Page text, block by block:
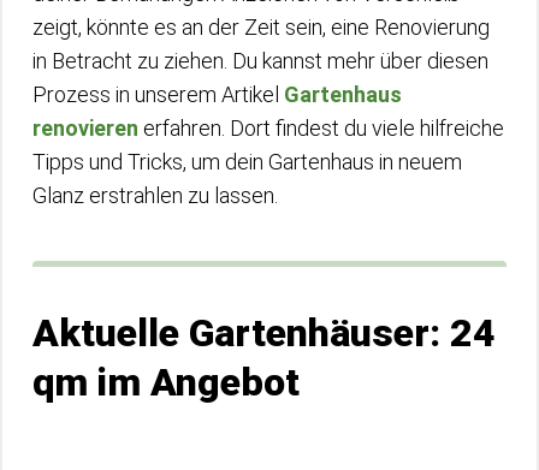
zeigt, könnte es an der Zeit sein, eine Renovierung
in Betracht zu ziehen. Du kannst mehr über diesen
Prozess in unserem Artikel Gartenhaus
renovieren erfahren. Dort findest du viele hilfreiche
Tipps und Tricks, um dein Gartenhaus in neuem
Glanz erstrahlen zu lassen.
Aktuelle Gartenhäuser: 24
qm im Angebot